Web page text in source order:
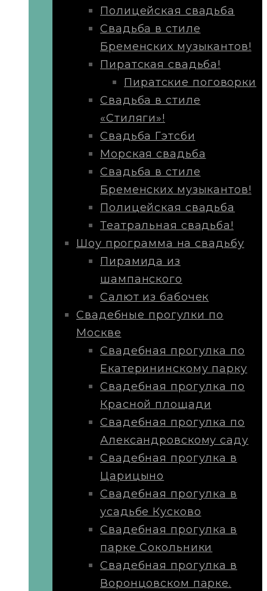
Полицейская свадьба
Свадьба в стиле
Бременских музыкантов!
Пиратская свадьба!
Пиратские поговорки
Свадьба в стиле
«Стиляги»!
Свадьба Гэтсби
Морская свадьба
Свадьба в стиле
Бременских музыкантов!
Полицейская свадьба
Театральная свадьба!
Шоу программа на свадьбу
Пирамида из
шампанского
Салют из бабочек
Свадебные прогулки по
Москве
Свадебная прогулка по
Екатерининскому парку
Свадебная прогулка по
Красной площади
Свадебная прогулка по
Александровскому саду
Свадебная прогулка в
Царицыно
Свадебная прогулка в
усадьбе Кусково
Свадебная прогулка в
парке Сокольники
Свадебная прогулка в
Воронцовском парке.